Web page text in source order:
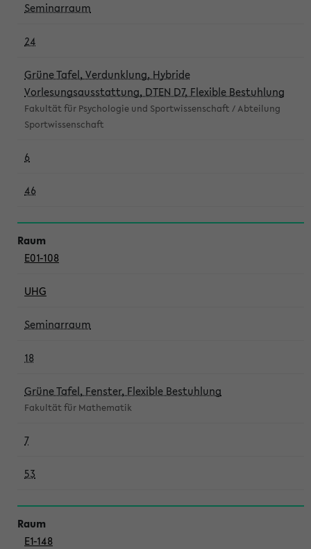
Seminarraum
24
Grüne Tafel, Verdunklung, Hybride
Vorlesungsausstattung, DTEN D7, Flexible Bestuhlung
Fakultät für Psychologie und Sportwissenschaft / Abteilung
Sportwissenschaft
6
46
E01-108
UHG
Seminarraum
18
Grüne Tafel, Fenster, Flexible Bestuhlung
Fakultät für Mathematik
7
53
E1-148